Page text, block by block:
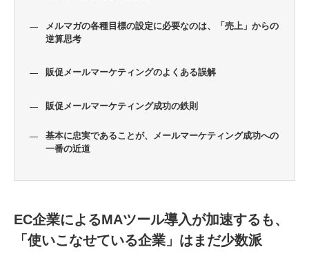
メルマガの各種目標の設定に必要なのは、「売上」からの
逆算思考
販促メールマーケティングのよくある誤解
販促メールマーケティング成功の鉄則
基本に忠実であることが、メールマーケティング成功への
一番の近道
EC企業によるMAツール導入が加速するも、
「使いこなせている企業」はまだ少数派